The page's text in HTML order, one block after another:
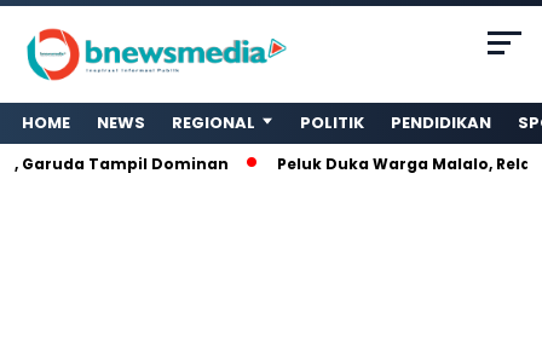
HOME NEWS REGIONAL POLITIK PENDIDIKAN
Tampil Dominan Peluk Duka Warga Malalo,
. Ukuran gambar 480px x 600px